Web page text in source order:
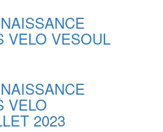
VELO VESOUL
VELO
2023